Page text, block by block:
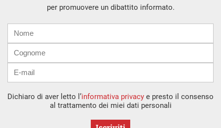
per promuovere un dibattito informato.
mail
Dichiaro di aver letto l’informativa privacy e presto il consenso
al trattamento dei miei dati personali